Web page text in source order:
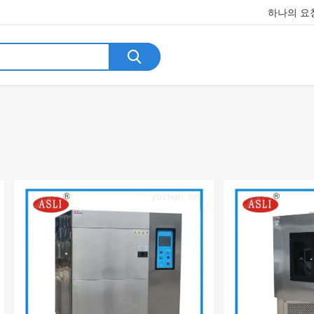
하나의 요
